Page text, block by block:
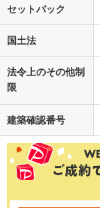
セットバック
国土法
法令上のその他制
限
建築確認番号